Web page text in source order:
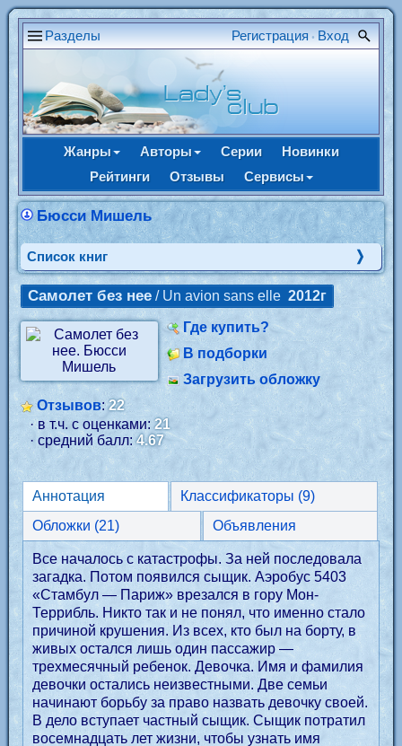
Разделы Регистрация • Вход
Жанры Авторы Серии
Новинки
Рейтинги
Отзывы Сервисы
Бюсси Мишель
Cписок книг
Самолет без нее / Un avion sans elle 2012г
Где купить?
В подборки
Загрузить обложку
Отзывов:22
· в т.ч. с оценками:21
· средний балл:4.67
Аннотация
Классификаторы (9)
Обложки (21)
Объявления
Все началось с катастрофы. За ней последовала
загадка. Потом появился сыщик. Аэробус 5403
«Стамбул — Париж» врезался в гору Мон-
Террибль. Никто так и не понял, что именно стало
причиной крушения. Из всех, кто был на борту, в
живых остался лишь один пассажир —
трехмесячный ребенок. Девочка. Имя и фамилия
девочки остались неизвестными. Две семьи
начинают борьбу за право назвать девочку своей.
В дело вступает частный сыщик. Сыщик потратил
восемнадцать лет жизни, чтобы узнать имя